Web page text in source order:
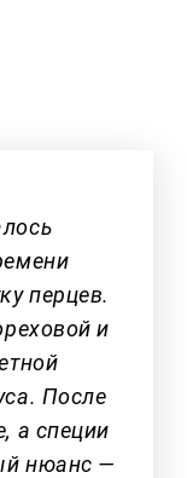
перцев.
и
После
а специи
нюанс —